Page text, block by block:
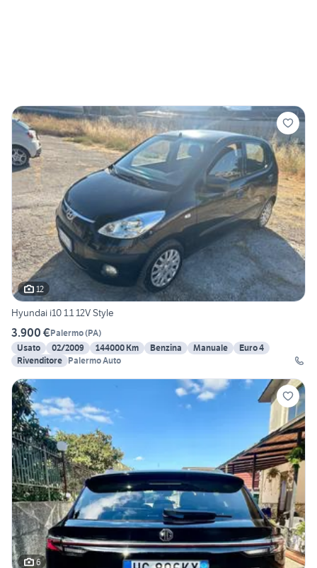
12
Hyundai i10 1.1 12V Style
3.900 €Palermo(PA)
Usato
02/2009 144000 Km Benzina Manuale
Euro 4
Rivenditore Palermo Auto
6